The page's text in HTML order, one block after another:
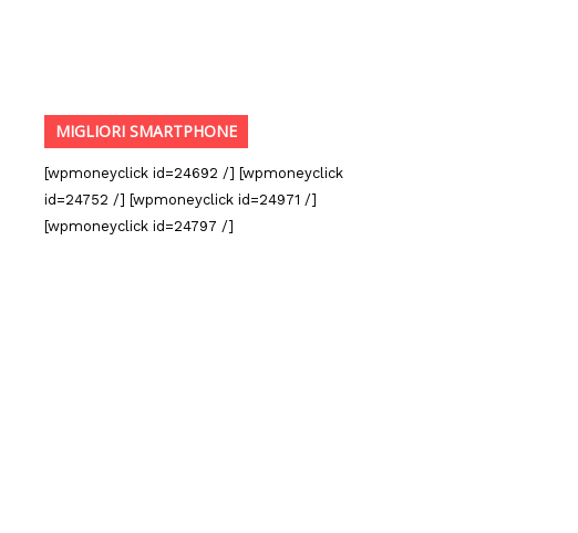
MIGLIORI SMARTPHONE
[wpmoneyclick id=24692 /] [wpmoneyclick
id=24752 /] [wpmoneyclick id=24971 /]
[wpmoneyclick id=24797 /]